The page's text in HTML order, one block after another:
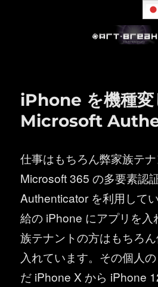
iPhone を機種変
Microsoft
仕事はもちろん弊家族テ
Microsoft 365 の多要素認
Authenticator を利用して
給の iPhone にアプリを入
族テナントの方はもちろ
入れています。その個人
だ iPhone X から iPhone